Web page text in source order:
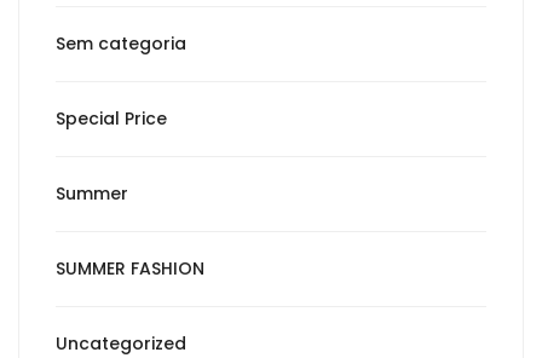
Sem categoria
Special Price
Summer
SUMMER FASHION
Uncategorized